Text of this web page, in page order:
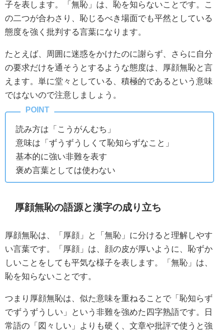
子を表します。「無恥」は、恥を知らないことです。こ
の二つが合わさり、恥じるべき場面でも平然としている
態度を強く批判する言葉になります。
たとえば、周囲に迷惑をかけたのに謝らず、さらに自分
の要求だけを通そうとするような態度は、厚顔無恥と言
えます。単に堂々としている、積極的であるという意味
ではないので注意しましょう。
読み方は「こうがんむち」
意味は「ずうずうしくて恥知らずなこと」
基本的に強い非難を表す
褒め言葉としては使わない
厚顔無恥の語源と漢字の成り立ち
厚顔無恥は、「厚顔」と「無恥」に分けると理解しやす
い言葉です。「厚顔」は、顔の皮が厚いように、恥ずか
しいことをしても平気な様子を表します。「無恥」は、
恥を知らないことです。
つまり厚顔無恥は、似た意味を重ねることで「恥知らず
でずうずうしい」という非難を強めた四字熟語です。日
常語の「図々しい」よりも硬く、文章や批評で使うと強